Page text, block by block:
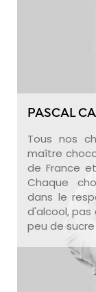
PASCAL
Tous nos
maître
de France
Chaque
dans le
d'alcool, pas
peu de